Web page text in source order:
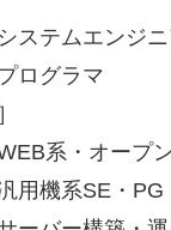
ステムエンジ
ログラマ
系・オープ
用機系SE・PG